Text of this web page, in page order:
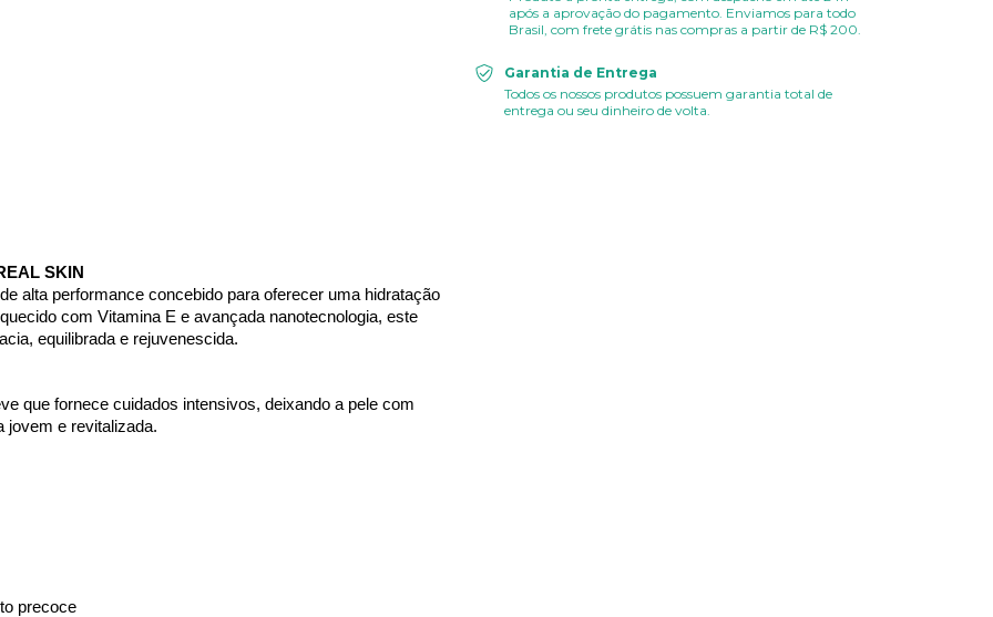
SKIN
alta performance concebido para oferecer uma hidratação
com Vitamina E e avançada nanotecnologia, este
equilibrada e rejuvenescida.
que fornece cuidados intensivos, deixando a pele com
jovem e revitalizada.
precoce
após a aprovação do pagamento. Enviamos para todo
Brasil, com frete grátis nas compras a partir de R$ 200.
Garantia de Entrega
Todos os nossos produtos possuem garantia total de
entrega ou seu dinheiro de volta.